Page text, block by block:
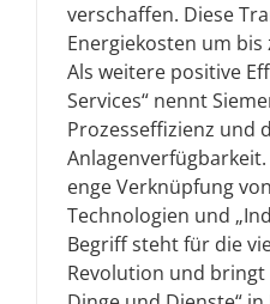
verschaffen. Diese
Energiekosten um bis
Als weitere positive
Services“ nennt
Prozesseffizienz und
enge Verknüpfung
Technologien und
Begriff steht für die
Revolution und